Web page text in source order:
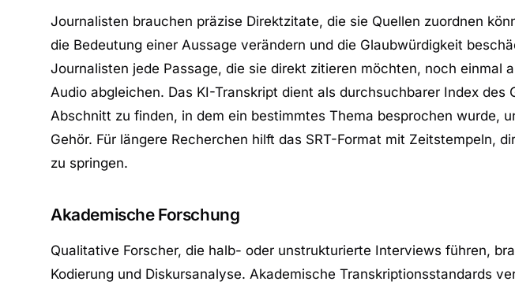
Journalisten brauchen präzise Direktzitate, die sie Quellen zuordnen
die Bedeutung einer Aussage verändern und die Glaubwürdigkeit
Journalisten jede Passage, die sie direkt zitieren möchten, noch einmal
Audio abgleichen. Das KI-Transkript dient als durchsuchbarer Index
Abschnitt zu finden, in dem ein bestimmtes Thema besprochen wurde,
Gehör. Für längere Recherchen hilft das SRT-Format mit Zeitstempeln,
zu springen.
Akademische Forschung
Qualitative Forscher, die halb- oder unstrukturierte Interviews führen,
Kodierung und Diskursanalyse. Akademische Transkriptionsstandards